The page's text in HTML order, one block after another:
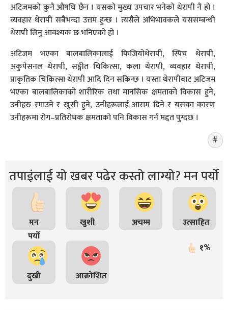
अटिजमको कुनै औषधि छैन । यसको मुख्य उपचार भनेको थेरापी नै हो ।
व्यवहार थेरापी सबैभन्दा उत्तम हुन्छ । त्यसैले अभिभावकले यससम्बन्धी
थेरापी लिनु आवश्यक छ भनिएको हो ।
अटिजम भएका बालबालिकालाई फिजियोथेरापी, स्पिच थेरापी,
अकुपेसनल थेरापी, सङ्गीत चिकित्सा, कला थेरापी, व्यवहार थेरापी,
प्राकृतिक चिकित्सा थेरापी आदि दिन सकिन्छ । यस्ता थेरापीबाट अटिजम
भएका बालबालिकाको शारीरिक तथा मानसिक क्षमताको विकास हुने,
उनीहरु रमाउने र खुसी हुने, उनीहरूलाई आराम दिने र यसका कारण
उनीहरूमा रोग–प्रतिरोधक क्षमताको पनि विकास गर्न मद्दत पुग्दछ ।
तपाइंलाई यो खबर पढेर कस्तो लाग्यो? मन पर्यो
मन
पर्यो
खुशी अचम्म उत्साहित
दुखी आक्रोशित
१%